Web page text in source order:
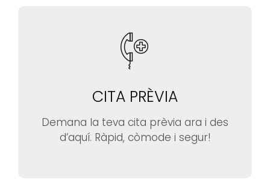
CITA PRÈVIA
Demana la teva cita prèvia ara i des
d’aquí. Ràpid, còmode i segur!